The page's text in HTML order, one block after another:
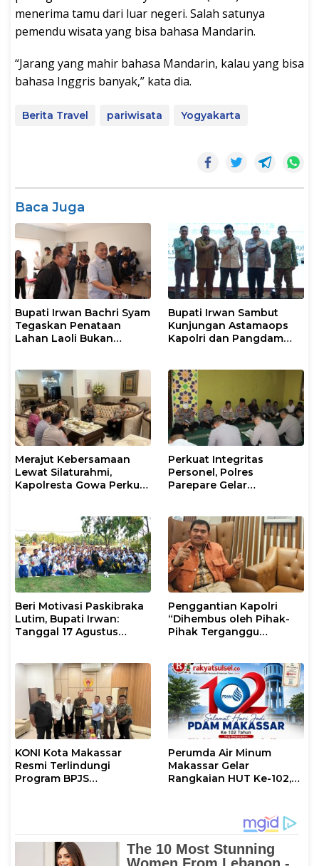
menerima tamu dari luar negeri. Salah satunya
pemendu wisata yang bisa bahasa Mandarin.
“Jarang yang mahir bahasa Mandarin, kalau yang bisa
bahasa Inggris banyak,” kata dia.
Berita Travel pariwisata Yogyakarta
Baca Juga
Bupati Irwan Bachri Syam
Tegaskan Penataan
Lahan Laoli Bukan
Bupati Irwan Sambut
Kunjungan Astamaops
Kapolri dan Pangdam
Merajut Kebersamaan
Lewat Silaturahmi,
Kapolresta Gowa Perkuat
Perkuat Integritas
Personel, Polres
Parepare Gelar
Beri Motivasi Paskibraka
Lutim, Bupati Irwan:
Tanggal 17 Agustus
Penggantian Kapolri
“Dihembus oleh Pihak-
Pihak Terganggu
KONI Kota Makassar
Resmi Terlindungi
Program BPJS
Perumda Air Minum
Makassar Gelar
Rangkaian HUT Ke-102,